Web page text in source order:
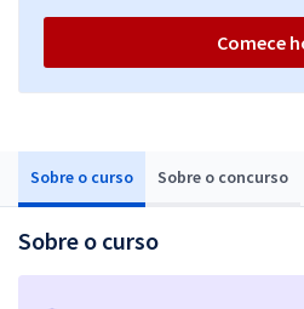
Sobre o curso Sobre o concurso
Sobre o curso
Comece